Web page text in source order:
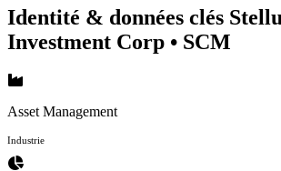
Identité & données clés
Investment Corp • SCM
Asset Management
Industrie